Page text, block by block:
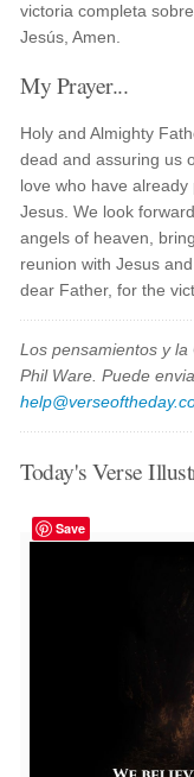
victoria completa
Jesús, Amen.
My Prayer...
Holy and Almighty
dead and assuring us
love who have
Jesus. We look
angels of heaven,
reunion with Jesus
dear Father, for the
Los pensamientos y
Phil Ware. Puede
Today's Verse
Save